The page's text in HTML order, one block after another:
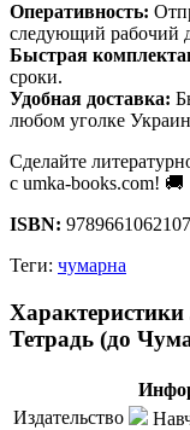
Оперативность:
следующий рабочий
Быстрая
сроки.
Удобная доставка:
любом уголке
Сделайте
с umka-books.com! 🚚
ISBN: 9789661062107
Теги: чумарна
Характеристики
Тетрадь (до
Издательство